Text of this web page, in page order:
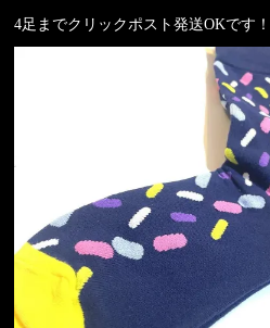
4足までクリックポスト発送OKです！